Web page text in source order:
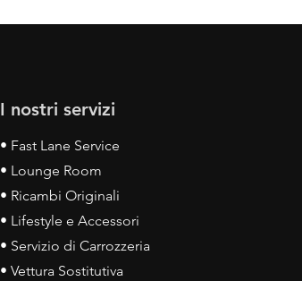
I nostri servizi
• Fast Lane Service
• Lounge Room
• Ricambi Originali
• Lifestyle e Accessori
• Servizio di Carrozzeria
• Vettura Sostitutiva